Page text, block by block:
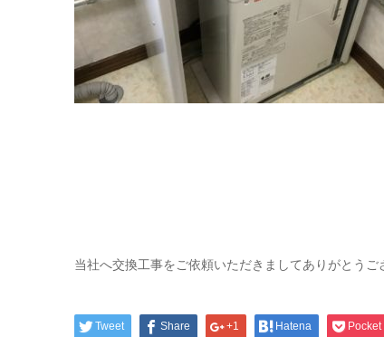
当社へ交換工事をご依頼いただきましてありがとうご
Tweet Share +1 Hatena Pocket